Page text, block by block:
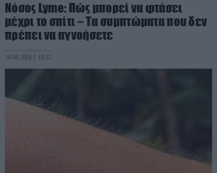
Νόσος Lyme: Πώς μπορεί να φτάσει
μέχρι το σπίτι – Τα συμπτώματα που δεν
πρέπει να αγνοήσετε
10.08.2026 | 19:22